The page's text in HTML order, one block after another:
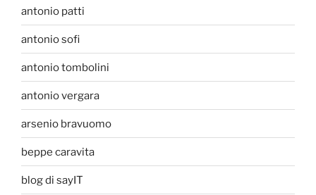
antonio patti
antonio sofi
antonio tombolini
antonio vergara
arsenio bravuomo
beppe caravita
blog di sayIT